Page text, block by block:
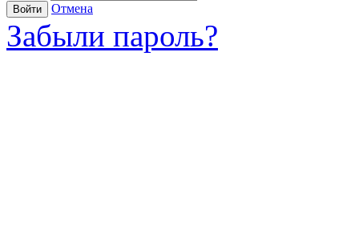
Войти Отмена
Забыли пароль?